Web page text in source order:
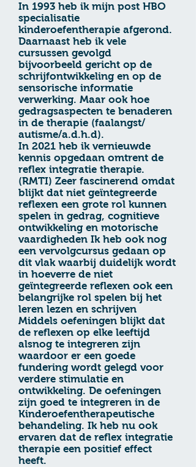
In 1993 heb ik mijn post HBO
specialisatie
kinderoefentherapie afgerond.
Daarnaast heb ik vele
cursussen gevolgd
bijvoorbeeld gericht op de
schrijfontwikkeling en op de
sensorische informatie
verwerking. Maar ook hoe
gedragsaspecten te benaderen
in de therapie (faalangst/
autisme/a.d.h.d).
In 2021 heb ik vernieuwde
kennis opgedaan omtrent de
reflex integratie therapie.
(RMTI) Zeer fascinerend omdat
blijkt dat niet geïntegreerde
reflexen een grote rol kunnen
spelen in gedrag, cognitieve
ontwikkeling en motorische
vaardigheden Ik heb ook nog
een vervolgcursus gedaan op
dit vlak waarbij duidelijk wordt
in hoeverre de niet
geïntegreerde reflexen ook een
belangrijke rol spelen bij het
leren lezen en schrijven
Middels oefeningen blijkt dat
de reflexen op elke leeftijd
alsnog te integreren zijn
waardoor er een goede
fundering wordt gelegd voor
verdere stimulatie en
ontwikkeling. De oefeningen
zijn goed te integreren in de
Kinderoefentherapeutische
behandeling. Ik heb nu ook
ervaren dat de reflex integratie
therapie een positief effect
heeft.